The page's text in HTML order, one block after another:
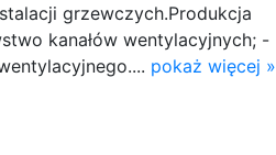
grzewczych.Produkcja
kanałów wentylacyjnych; -
pokaż więcej »